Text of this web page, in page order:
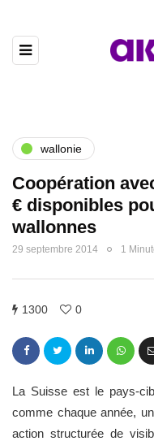
wallonie
Coopération
€ disponibles
wallonnes
29 septembre 2014 1
1300 0
La Suisse est le pays-
comme chaque année,
action structurée de